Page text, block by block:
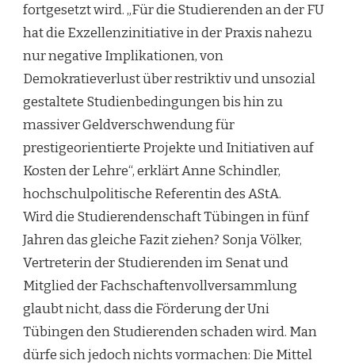
fortgesetzt wird. „Für die Studierenden an der FU
hat die Exzellenzinitiative in der Praxis nahezu
nur negative Implikationen, von
Demokratieverlust über restriktiv und unsozial
gestaltete Studienbedingungen bis hin zu
massiver Geldverschwendung für
prestigeorientierte Projekte und Initiativen auf
Kosten der Lehre“, erklärt Anne Schindler,
hochschulpolitische Referentin des AStA.
Wird die Studierendenschaft Tübingen in fünf
Jahren das gleiche Fazit ziehen? Sonja Völker,
Vertreterin der Studierenden im Senat und
Mitglied der Fachschaftenvollversammlung
glaubt nicht, dass die Förderung der Uni
Tübingen den Studierenden schaden wird. Man
dürfe sich jedoch nichts vormachen: Die Mittel